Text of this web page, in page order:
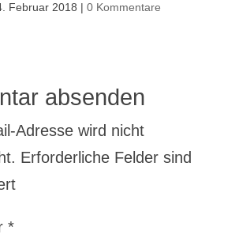
Februar 2018 | 0 Kommentare
absenden
Adresse wird nicht
Erforderliche Felder sind
*